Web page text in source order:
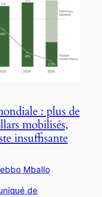
: plus de
mobilisés,
insuffisante
Mballo
de